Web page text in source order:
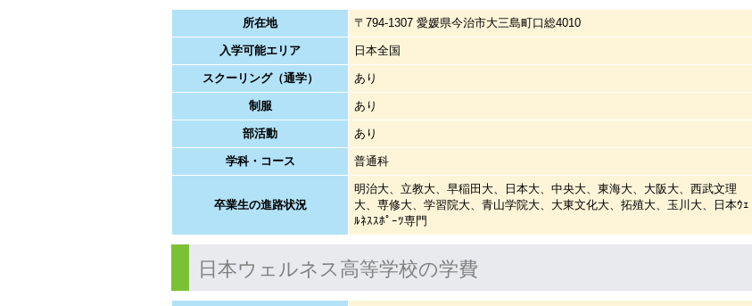
所在地 〒794-1307 愛媛県今治市大三島町口総4010
入学可能エリア 日本全国
スクーリング（通学） あり
制服 あり
部活動 あり
学科・コース 普通科
卒業生の進路状況
明治大、立教大、早稲田大、日本大、中央大、東海大、大阪大、西武文理
大、専修大、学習院大、青山学院大、大東文化大、拓殖大、玉川大、日本ｳｪ
ﾙﾈｽｽﾎﾟｰﾂ専門
日本ウェルネス高等学校の学費